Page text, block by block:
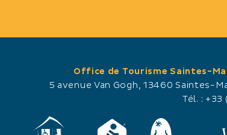
Compétition sportiveOffice de Tourisme Saintes-
5 avenue Van Gogh, 13460 Saintes-
Tél. : +33